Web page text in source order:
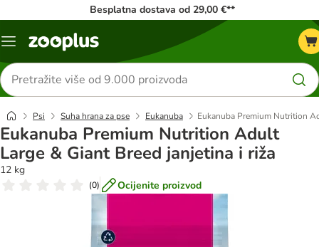
Besplatna dostava od 29,00 €**
Izbornik
Traži
proizvode
Psi Suha hrana za pse Eukanuba Eukanuba Premium Nutrition
Eukanuba Premium Nutrition Adult
Large & Giant Breed janjetina i riža
12 kg
(0) Ocijenite proizvod